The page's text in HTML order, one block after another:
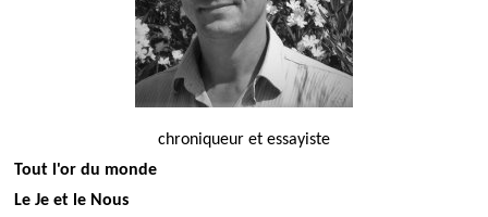
chroniqueur et essayiste
Tout l'or du monde
Le Je et le Nous